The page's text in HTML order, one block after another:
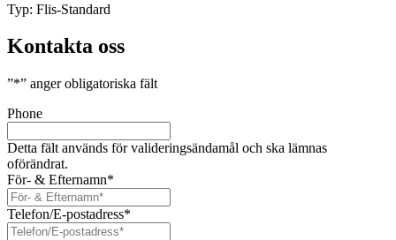
Typ: Flis-Standard
Kontakta oss
”*” anger obligatoriska fält
Phone
Detta fält används för valideringsändamål och ska lämnas
oförändrat.
För- & Efternamn*
Telefon/E-postadress*